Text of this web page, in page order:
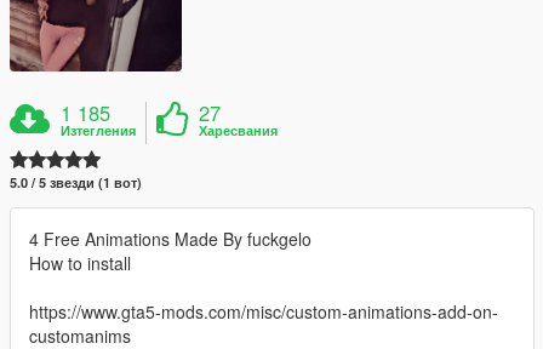
1 185
Изтегления
27
Харесвания
5.0 / 5 звезди (1 вот)
4 Free Animations Made By fuckgelo
How to install
https://www.gta5-mods.com/misc/custom-animations-add-on-
customanims